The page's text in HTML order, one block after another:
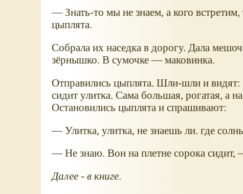
— Знать-то мы не знаем, а кого
цыплята.
Собрала их наседка в дорогу. Дала
зёрнышко. В сумочке — маковинка.
Отправились цыплята. Шли-шли и видят:
сидит улитка. Сама большая, рогатая, а
Остановились цыплята и спрашивают:
— Улитка, улитка, не знаешь ли. где
— Не знаю. Вон на плетне сорока сидит,
Далее - в книге.